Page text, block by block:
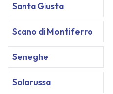
Santa Giusta
Scano di Montiferro
Seneghe
Solarussa